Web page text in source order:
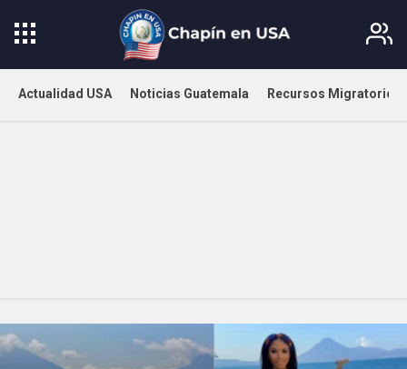
Actualidad USA Noticias Guatemala Recursos Migratorios